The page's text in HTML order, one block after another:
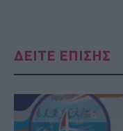
ΔΕΙΤΕ ΕΠΙΣΗΣ